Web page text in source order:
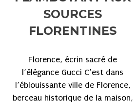
SOURCES
FLORENTINES
Florence, écrin sacré de
l’élégance Gucci C’est dans
l’éblouissante ville de Florence,
berceau historique de la maison,